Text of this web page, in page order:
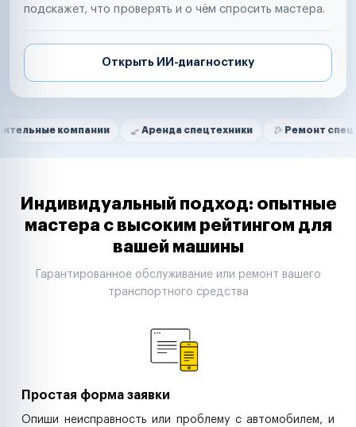
подскажет, что проверять и о чём спросить мастера.
Открыть ИИ-диагностику
Нам доверяют
Аренда спецтехники Ремонт спецтехники
Маркетплейсы
Таксопарки
Автодилеры
Строительные компании
Аренда спецтехники
Индивидуальный подход: опытные
мастера с высоким рейтингом для
вашей машины
Гарантированное обслуживание или ремонт вашего
транспортного средства
Простая форма заявки
Опиши неисправность или проблему с автомобилем, и